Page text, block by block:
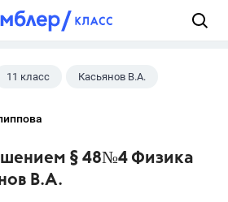
11 класс Касьянов В.А.
§ 48№4 Физика
В.А.